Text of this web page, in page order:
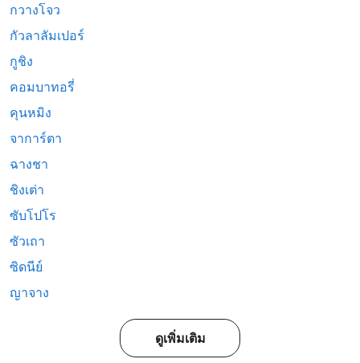
กวางโจว
กัวลาลัมเปอร์
กูชิง
คอมบาทอรี่
คุนหมิง
จาการ์ตา
ฉางชา
ชิงเต่า
ซับโปโร
ซัวเถา
ซิดนีย์
ญาจาง
ดูเพิ่มเติม